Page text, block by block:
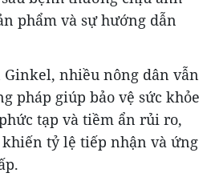
phẩm và sự hướng dẫn
nhiều nông dân vẫn
pháp giúp bảo vệ sức khỏe
tạp và tiềm ẩn rủi ro,
tỷ lệ tiếp nhận và ứng
Of High-Interest Debt?
Paying